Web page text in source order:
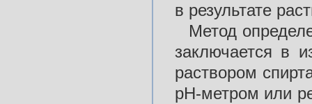
в результате
Метод
заключается в
раствором
рН-метром или